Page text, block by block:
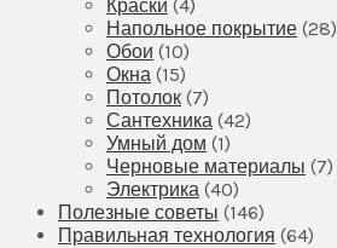
Краски (4)
Напольное покрытие (28)
Обои (10)
Окна (15)
Потолок (7)
Сантехника (42)
Умный дом (1)
Черновые материалы (7)
Электрика (40)
Полезные советы (146)
Правильная технология (64)